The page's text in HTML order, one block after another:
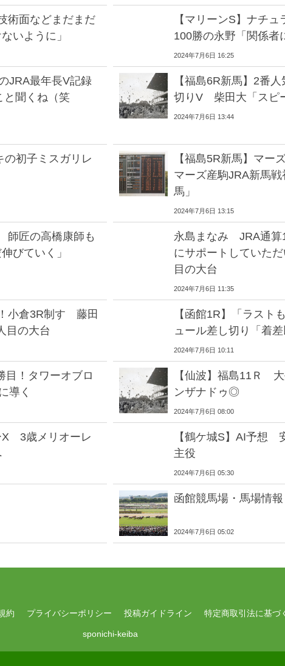
術面などまだまだ
いように」
【マリーンS】ナチ
100勝の永野「関係者
2024年7月6日 16:25
JRA最年長V記録
聞くね（笑
【福島6R新馬】2番
切りV 柴田大「スピ
2024年7月6日 13:44
の初子ミスガリレ
【福島5R新馬】マ
マーズ産駒JRA新馬
馬」
2024年7月6日 13:15
匠の高橋康師も
びていく」
永島まなみ JRA通算
にサポートしていた
目の大台
2024年7月6日 11:35
小倉3R制す 藤田
目の大台
【函館1R】「ラスト
ュール差し切り「着差
2024年7月6日 10:11
目！タワーオブロ
導く
【仙波】福島11Ｒ
ンザナドゥ◎
2024年7月6日 08:00
X 3歳メリオーレ
【鶴ケ城S】AI予想
主役
2024年7月6日 05:30
函館競馬場・馬場情報
2024年7月6日 05:02
約 プライバシーポリシー 投稿ガイドライン 特定商取引法に基づ
sponichi-keiba